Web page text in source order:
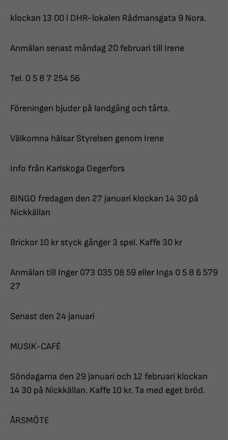
klockan 13 00 i DHR-lokalen Rådmansgata 9 Nora.
Anmälan senast måndag 20 februari till Irene
Tel. 0 5 8 7 254 56
Föreningen bjuder på landgång och tårta.
Välkomna hälsar Styrelsen genom Irene
Info från Karlskoga Degerfors
BINGO fredagen den 27 januari klockan 14 30 på
Nickkällan
Brickor 10 kr styck gånger 3 spel. Kaffe 30 kr
Anmälan till Inger 073 035 08 59 eller Inga 0 5 8 6 579
27
Senast den 24 januari
MUSIK-CAFÉ
Söndagarna den 29 januari och 12 februari klockan
14 30 på Nickkällan. Kaffe 10 kr. Ta med eget bröd.
ÅRSMÖTE